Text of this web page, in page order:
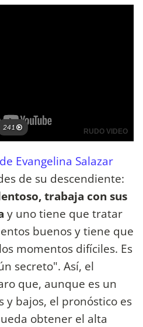
Evangelina Salazar
de su descendiente:
trabaja con sus
y uno tiene que tratar
buenos y tiene que
momentos difíciles. Es
secreto". Así, el
que, aunque es un
y bajos, el pronóstico es
obtener el alta